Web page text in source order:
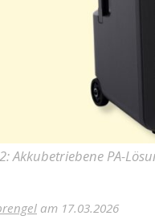
Akkubetriebene PA-
am 17.03.2026